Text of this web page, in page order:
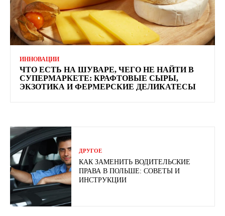
ИННОВАЦИИ
ЧТО ЕСТЬ НА ШУВАРЕ, ЧЕГО НЕ НАЙТИ В
СУПЕРМАРКЕТЕ: КРАФТОВЫЕ СЫРЫ,
ЭКЗОТИКА И ФЕРМЕРСКИЕ ДЕЛИКАТЕСЫ
ДРУГОЕ
КАК ЗАМЕНИТЬ ВОДИТЕЛЬСКИЕ
ПРАВА В ПОЛЬШЕ: СОВЕТЫ И
ИНСТРУКЦИИ